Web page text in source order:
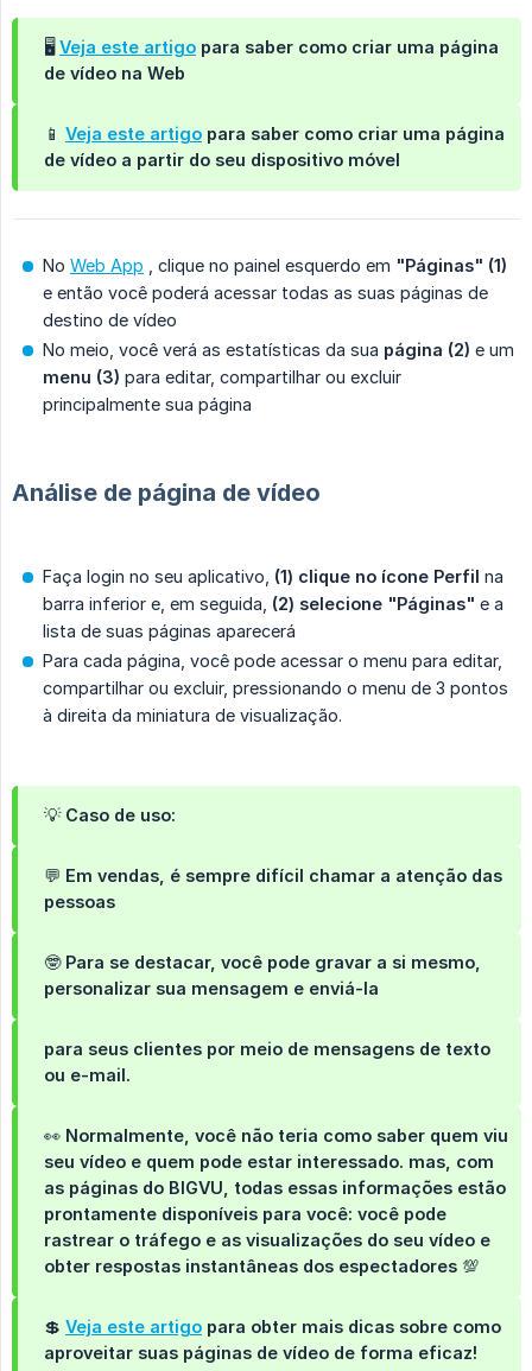
🖥️ Veja este artigo para saber como criar uma página
de vídeo na Web
📱 Veja este artigo para saber como criar uma página
de vídeo a partir do seu dispositivo móvel
No Web App , clique no painel esquerdo em "Páginas" (1)
e então você poderá acessar todas as suas páginas de
destino de vídeo
No meio, você verá as estatísticas da sua página (2) e um
menu (3) para editar, compartilhar ou excluir
principalmente sua página
Análise de página de vídeo
Faça login no seu aplicativo, (1) clique no ícone Perfil na
barra inferior e, em seguida, (2) selecione "Páginas" e a
lista de suas páginas aparecerá
Para cada página, você pode acessar o menu para editar,
compartilhar ou excluir, pressionando o menu de 3 pontos
à direita da miniatura de visualização.
💡 Caso de uso:
💬 Em vendas, é sempre difícil chamar a atenção das
pessoas
🤓 Para se destacar, você pode gravar a si mesmo,
personalizar sua mensagem e enviá-la
para seus clientes por meio de mensagens de texto
ou e-mail.
👀 Normalmente, você não teria como saber quem viu
seu vídeo e quem pode estar interessado. mas, com
as páginas do BIGVU, todas essas informações estão
prontamente disponíveis para você: você pode
rastrear o tráfego e as visualizações do seu vídeo e
obter respostas instantâneas dos espectadores 💯
💲 Veja este artigo para obter mais dicas sobre como
aproveitar suas páginas de vídeo de forma eficaz!